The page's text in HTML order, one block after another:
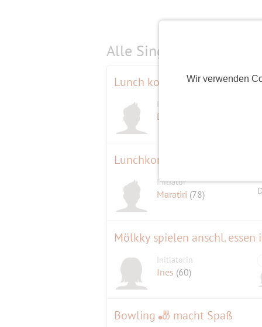
Wir verwenden
Alle Single-Events am
Lunch konzert
Initiator
DON
Lunchkonzert
Initiator
Maratiri (78)
Mölkky spielen anschl. essen
Initiatorin
Ines (60)
Bowling 🎳 macht Spaß